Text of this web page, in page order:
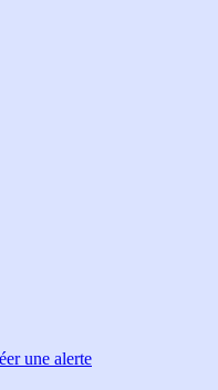
une alerte